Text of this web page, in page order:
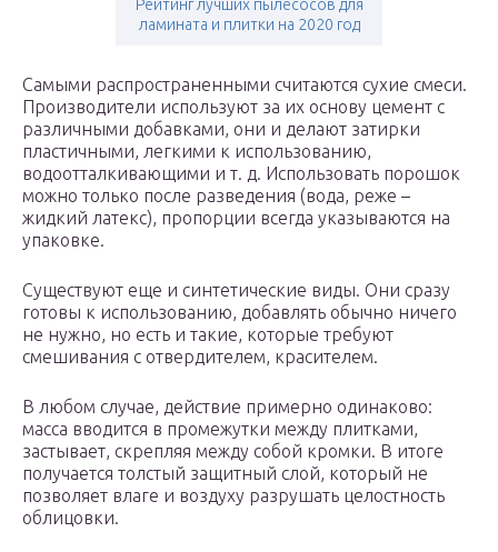
Рейтинг лучших пылесосов для
ламината и плитки на 2020 год
Самыми распространенными считаются сухие смеси.
Производители используют за их основу цемент с
различными добавками, они и делают затирки
пластичными, легкими к использованию,
водоотталкивающими и т. д. Использовать порошок
можно только после разведения (вода, реже –
жидкий латекс), пропорции всегда указываются на
упаковке.
Существуют еще и синтетические виды. Они сразу
готовы к использованию, добавлять обычно ничего
не нужно, но есть и такие, которые требуют
смешивания с отвердителем, красителем.
В любом случае, действие примерно одинаково:
масса вводится в промежутки между плитками,
застывает, скрепляя между собой кромки. В итоге
получается толстый защитный слой, который не
позволяет влаге и воздуху разрушать целостность
облицовки.